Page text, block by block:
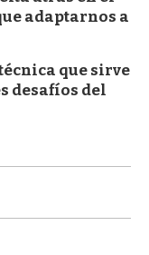
adaptarnos a
que sirve
desafíos del